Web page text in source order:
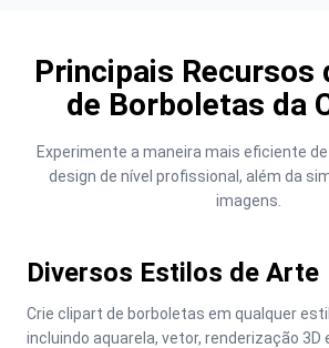
Principais Recursos
de Borboletas da
Experimente a maneira mais eficiente
design de nível profissional, além da
imagens.
Diversos Estilos de Arte
Crie clipart de borboletas em qualquer
incluindo aquarela, vetor, renderização 3D